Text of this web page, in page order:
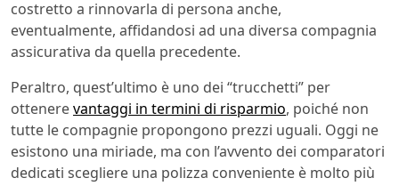
costretto a rinnovarla di persona anche,
eventualmente, affidandosi ad una diversa compagnia
assicurativa da quella precedente.
Peraltro, quest’ultimo è uno dei “trucchetti” per
ottenerevantaggi in termini di risparmio, poiché non
tutte le compagnie propongono prezzi uguali. Oggi ne
esistono una miriade, ma con l’avvento dei comparatori
dedicati scegliere una polizza conveniente è molto più